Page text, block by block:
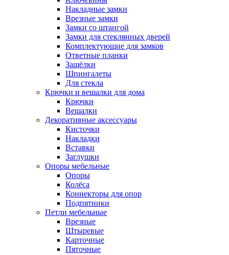
Накладные замки
Врезные замки
Замки со штангой
Замки для стеклянных дверей
Комплектующие для замков
Ответные планки
Защёлки
Шпингалеты
Для стекла
Крючки и вешалки для дома
Крючки
Вешалки
Декоративные аксессуары
Кисточки
Накладки
Вставки
Заглушки
Опоры мебельные
Опоры
Колёса
Коннекторы для опор
Подпятники
Петли мебельные
Врезные
Штыревые
Карточные
Пяточные